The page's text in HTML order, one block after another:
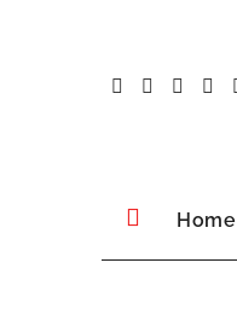
Home